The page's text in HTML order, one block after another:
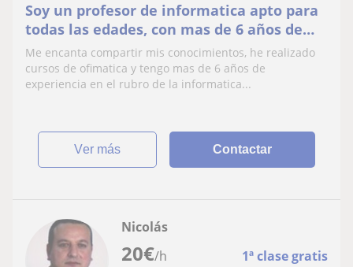
Soy un profesor de informatica apto para
todas las edades, con mas de 6 años de
experiencia en el rubro
Me encanta compartir mis conocimientos, he realizado
cursos de ofimatica y tengo mas de 6 años de
experiencia en el rubro de la informatica...
ver más Contactar
20€/h 1ª clase gratis
Nicolás